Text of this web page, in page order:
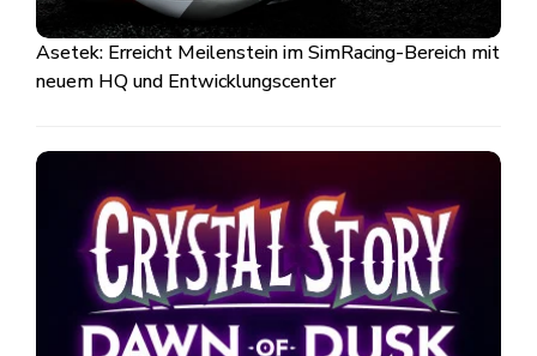
Asetek: Erreicht Meilenstein im SimRacing-Bereich mit
neuem HQ und Entwicklungscenter